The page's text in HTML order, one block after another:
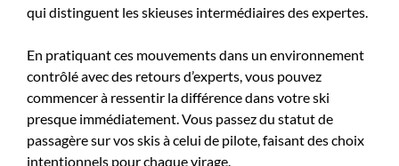
qui distinguent les skieuses intermédiaires des expertes.
En pratiquant ces mouvements dans un environnement
contrôlé avec des retours d’experts, vous pouvez
commencer à ressentir la différence dans votre ski
presque immédiatement. Vous passez du statut de
passagère sur vos skis à celui de pilote, faisant des choix
intentionnels pour chaque virage.